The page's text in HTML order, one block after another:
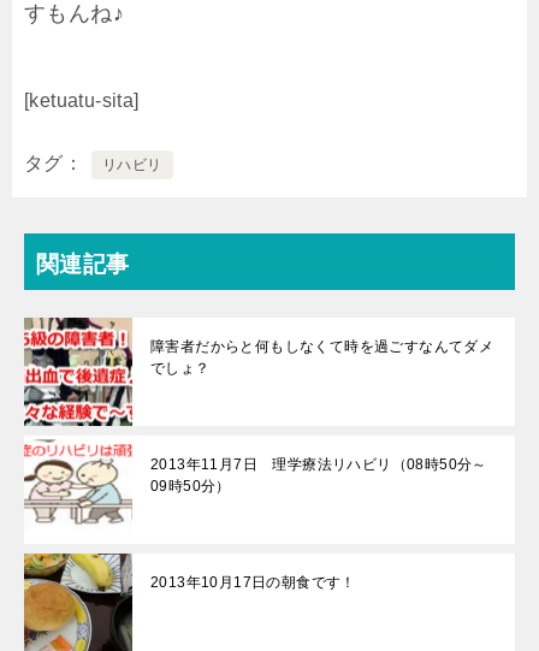
すもんね♪
[ketuatu-sita]
タグ リハビリ
関連記事
障害者だからと何もしなくて時を過ごすなんてダメ
でしょ？
2013年11月7日 理学療法リハビリ（08時50分～
09時50分）
2013年10月17日の朝食です！